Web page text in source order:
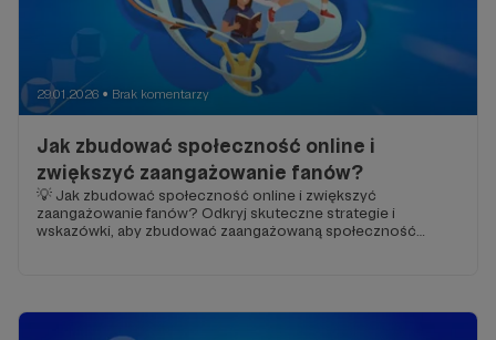
29.01.2026 ● Brak komentarzy
Jak zbudować społeczność online i
zwiększyć zaangażowanie fanów?
💡 Jak zbudować społeczność online i zwiększyć
zaangażowanie fanów? Odkryj skuteczne strategie i
wskazówki, aby zbudować zaangażowaną społeczność